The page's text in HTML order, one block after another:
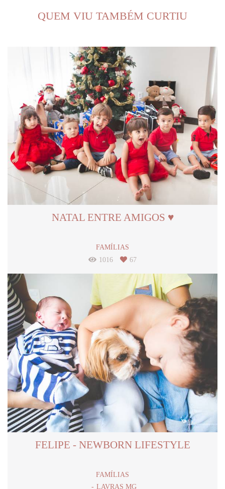
QUEM VIU TAMBÉM CURTIU
NATAL ENTRE AMIGOS ♥
FAMÍLIAS
1016
67
FELIPE - NEWBORN LIFESTYLE
FAMÍLIAS
LAVRAS MG